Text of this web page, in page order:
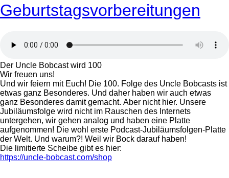
Geburtstagsvorbereitungen
Der Uncle Bobcast wird 100
Wir freuen uns!
Und wir feiern mit Euch! Die 100. Folge des Uncle Bobcasts ist
etwas ganz Besonderes. Und daher haben wir auch etwas
ganz Besonderes damit gemacht. Aber nicht hier. Unsere
Jubiläumsfolge wird nicht im Rauschen des Internets
untergehen, wir gehen analog und haben eine Platte
aufgenommen! Die wohl erste Podcast-Jubiläumsfolgen-Platte
der Welt. Und warum?! Weil wir Bock darauf haben!
Die limitierte Scheibe gibt es hier:
https://uncle-bobcast.com/shop